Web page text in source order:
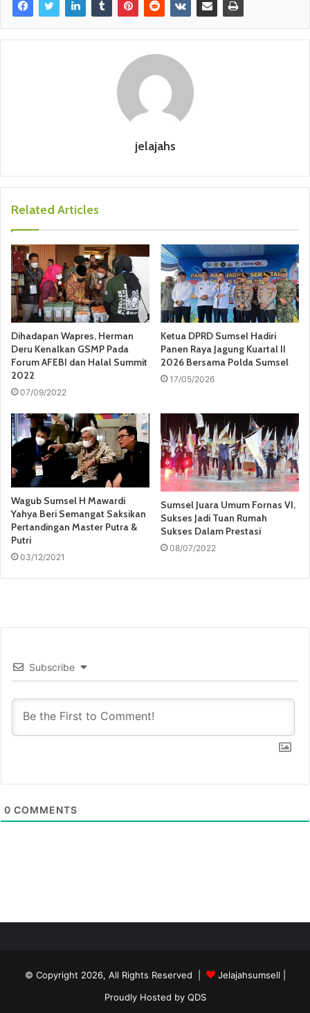
jelajahs
Related Articles
Dihadapan Wapres, Herman
Deru Kenalkan GSMP Pada
Forum AFEBI dan Halal Summit
2022
07/09/2022
Ketua DPRD Sumsel Hadiri
Panen Raya Jagung Kuartal II
2026 Bersama Polda Sumsel
17/05/2026
Wagub Sumsel H Mawardi
Yahya Beri Semangat Saksikan
Pertandingan Master Putra &
Putri
03/12/2021
Sumsel Juara Umum Fornas VI,
Sukses Jadi Tuan Rumah
Sukses Dalam Prestasi
08/07/2022
Subscribe
0 COMMENTS
© Copyright 2026, All Rights Reserved | Jelajahsumsell
Proudly Hosted by QDS